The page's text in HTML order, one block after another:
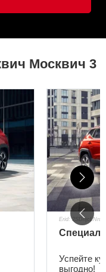
Москвич 3
Erid: 2SDnjcLNru9
Успейте
выгодно!